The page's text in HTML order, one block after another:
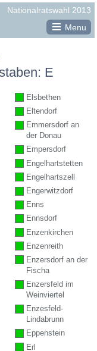
Nationalratswahl 2013
Menu
E
Elsbethen
Eltendorf
Emmersdorf an
der Donau
Empersdorf
Engelhartstetten
Engelhartszell
Engerwitzdorf
Enns
Ennsdorf
Enzenkirchen
Enzenreith
Enzersdorf an der
Fischa
Enzersfeld im
Weinviertel
Enzesfeld-
Lindabrunn
Eppenstein
Erl